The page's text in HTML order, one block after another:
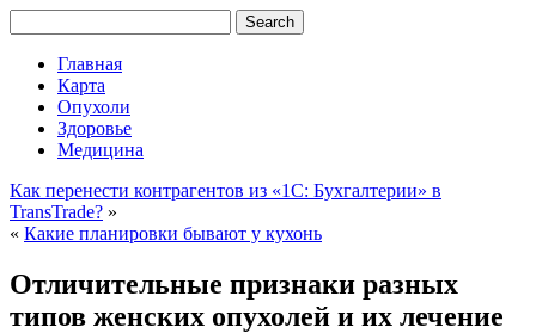
Главная
Карта
Опухоли
Здоровье
Медицина
Как перенести контрагентов из «1С: Бухгалтерии» в
TransTrade? »
« Какие планировки бывают у кухонь
Отличительные признаки разных
типов женских опухолей и их лечение